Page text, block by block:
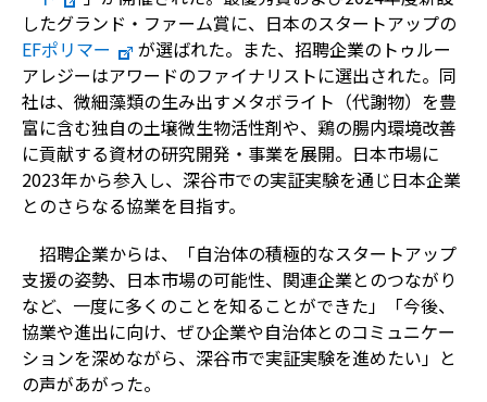
したグランド・ファーム賞に、日本のスタートアップの
EFポリマー
が選ばれた。また、招聘企業のトゥルー
アレジーはアワードのファイナリストに選出された。同
社は、微細藻類の生み出すメタボライト（代謝物）を豊
富に含む独自の土壌微生物活性剤や、鶏の腸内環境改善
に貢献する資材の研究開発・事業を展開。日本市場に
2023年から参入し、深谷市での実証実験を通じ日本企業
とのさらなる協業を目指す。
招聘企業からは、「自治体の積極的なスタートアップ
支援の姿勢、日本市場の可能性、関連企業とのつながり
など、一度に多くのことを知ることができた」「今後、
協業や進出に向け、ぜひ企業や自治体とのコミュニケー
ションを深めながら、深谷市で実証実験を進めたい」と
の声があがった。